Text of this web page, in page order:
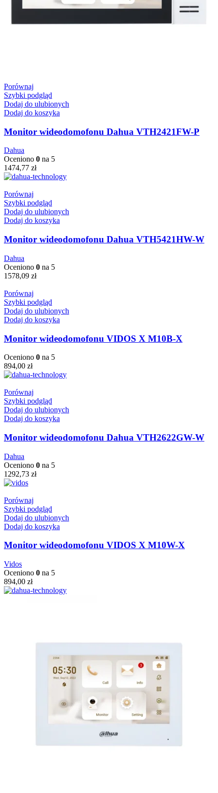
Porównaj
Szybki podgląd
Dodaj do ulubionych
Dodaj do koszyka
Monitor wideodomofonu Dahua VTH2421FW-P
Dahua
Oceniono 0 na 5
1474,77 zł
Porównaj
Szybki podgląd
Dodaj do ulubionych
Dodaj do koszyka
Monitor wideodomofonu Dahua VTH5421HW-W
Dahua
Oceniono 0 na 5
1578,09 zł
Porównaj
Szybki podgląd
Dodaj do ulubionych
Dodaj do koszyka
Monitor wideodomofonu VIDOS X M10B-X
Oceniono 0 na 5
894,00 zł
Porównaj
Szybki podgląd
Dodaj do ulubionych
Dodaj do koszyka
Monitor wideodomofonu Dahua VTH2622GW-W
Dahua
Oceniono 0 na 5
1292,73 zł
Porównaj
Szybki podgląd
Dodaj do ulubionych
Dodaj do koszyka
Monitor wideodomofonu VIDOS X M10W-X
Vidos
Oceniono 0 na 5
894,00 zł